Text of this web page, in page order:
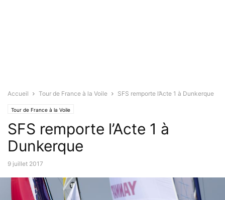
Accueil Tour de France à la Voile SFS remporte l’Acte 1 à Dunkerque
Tour de France à la Voile
SFS remporte l’Acte 1 à
Dunkerque
9 juillet 2017